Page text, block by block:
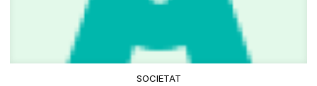
SOCIETAT